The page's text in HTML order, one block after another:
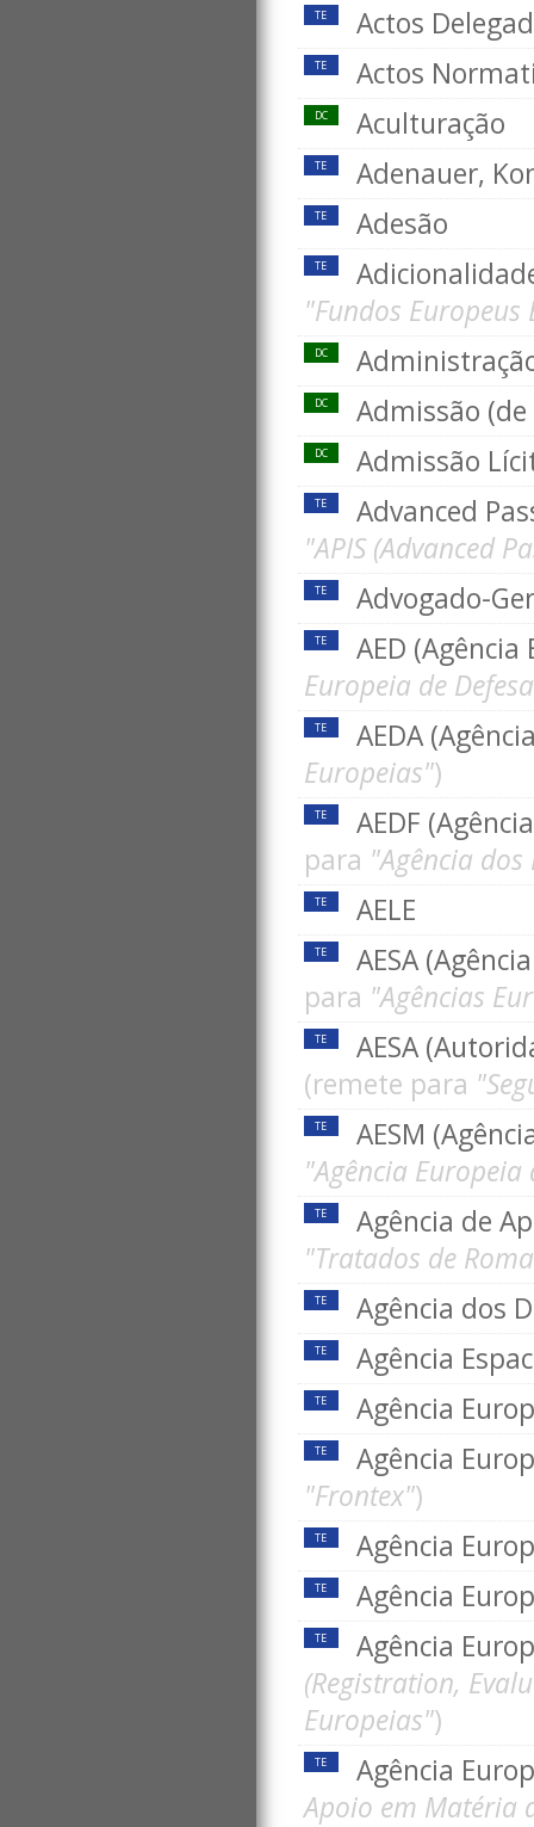
TE Actos
TE Actos
DC Aculturação
TE Adenauer,
TE Adesão
TE
"Fundos Europeus
DC
DC Admissão
DC Admissão
TE
Advanced
"APIS (Advanced
TE Advogado-
TE
AED
Europeia de
TE
AEDA
Europeias")
TE
AEDF
para "Agência
TE AELE
TE
AESA
para "Agências
TE
AESA
(remete para
TE
AESM
"Agência Europeia
TE
Agência de
"Tratados de
TE Agência dos
TE Agência
TE Agência
TE
Agência
"Frontex")
TE Agência
TE Agência
TE
Agência
(Registration,
Europeias")
TE
Agência
Apoio em Matéria